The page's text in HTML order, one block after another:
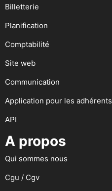
Billetterie
Planification
Comptabilité
Site web
Communication
Application pour les adhérents
API
A propos
Qui sommes nous
Cgu / Cgv